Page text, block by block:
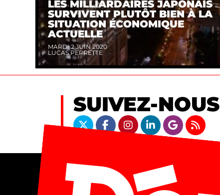
LES MILLIARDAIRES JAPONAIS
SURVIVENT PLUTÔT BIEN À LA
SITUATION ÉCONOMIQUE
ACTUELLE
MARDI 2 JUIN 2020
LUCAS PERRETTE
SUIVEZ-NOUS